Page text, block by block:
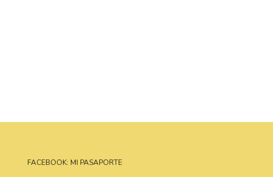
FACEBOOK: MI PASAPORTE